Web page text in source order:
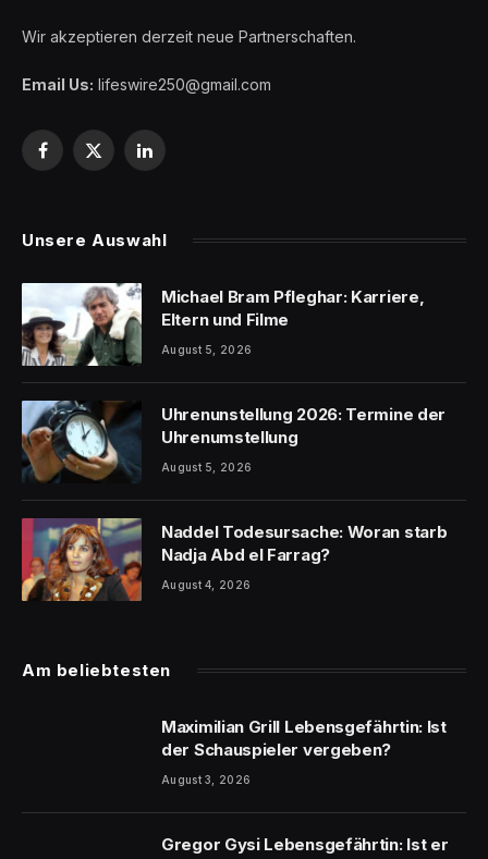
Wir akzeptieren derzeit neue Partnerschaften.
Email Us: lifeswire250@gmail.com
Facebook
X
LinkedIn
Unsere Auswahl
Michael Bram Pfleghar: Karriere,
Eltern und Filme
August 5, 2026
Uhrenunstellung 2026: Termine der
Uhrenumstellung
August 5, 2026
Naddel Todesursache: Woran starb
Nadja Abd el Farrag?
August 4, 2026
Am beliebtesten
Maximilian Grill Lebensgefährtin: Ist
der Schauspieler vergeben?
August 3, 2026
Gregor Gysi Lebensgefährtin: Ist er